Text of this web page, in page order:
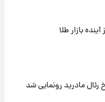
بازار طلا
رئال مادرید رونمایی شد